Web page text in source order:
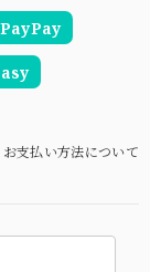
PayPay
お支払い方法について